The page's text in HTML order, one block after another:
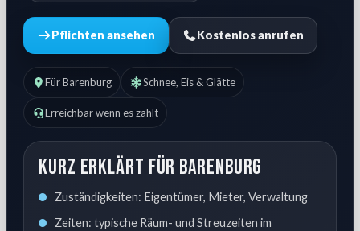
Pflichten ansehen Kostenlos anrufen
Für Barenburg Schnee, Eis & Glätte
Erreichbar wenn es zählt
Kurz erklärt für Barenburg
Zuständigkeiten: Eigentümer, Mieter, Verwaltung
Zeiten: typische Räum- und Streuzeiten im